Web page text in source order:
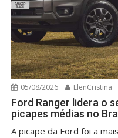
05/08/2026 ElenCristina
Ford Ranger lidera o
picapes médias no
A picape da Ford foi a